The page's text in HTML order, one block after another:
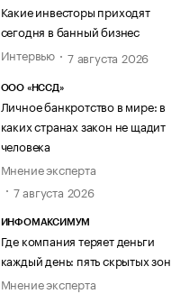
Какие инвесторы приходят
сегодня в банный бизнес
Интервью
7 августа 2026
ООО «НССД»
Личное банкротство в мире: в
каких странах закон не щадит
человека
Мнение эксперта
7 августа 2026
ИНФОМАКСИМУМ
Где компания теряет деньги
каждый день: пять скрытых зон
Мнение эксперта